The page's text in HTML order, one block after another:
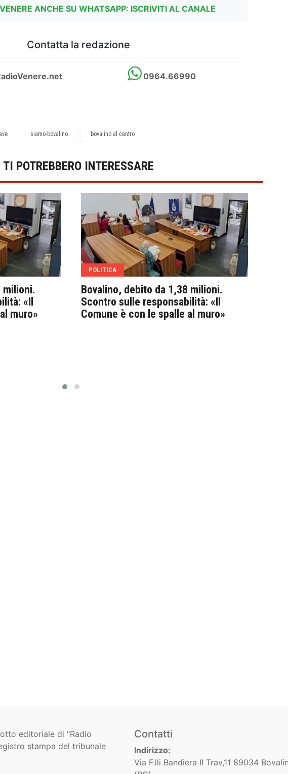
ANCHE SU WHATSAPP: ISCRIVITI AL CANALE
Contatta la redazione
0964.66990
siamo-bovalino bovalino al centro
TI POTREBBERO INTERESSARE
milioni.
«Il
muro»
POLITICA
Bovalino, debito da 1,38 milioni.
Scontro sulle responsabilità: «Il
Comune è con le spalle al muro»
editoriale di "Radio
stampa del tribunale
Contatti
Indirizzo:
Via F.lli Bandiera II Trav,11 89034